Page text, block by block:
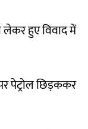
लेकर हुए विवाद में
पेट्रोल छिड़ककर